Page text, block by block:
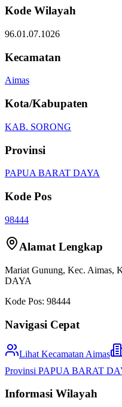
Kode Wilayah
96.01.07.1026
Kecamatan
Aimas
Kota/Kabupaten
KAB. SORONG
Provinsi
PAPUA BARAT DAYA
Kode Pos
98444
Alamat Lengkap
Mariat Gunung, Kec. Aimas,
DAYA
Kode Pos: 98444
Navigasi Cepat
Lihat Kecamatan Aimas
Provinsi PAPUA BARAT
Informasi Wilayah